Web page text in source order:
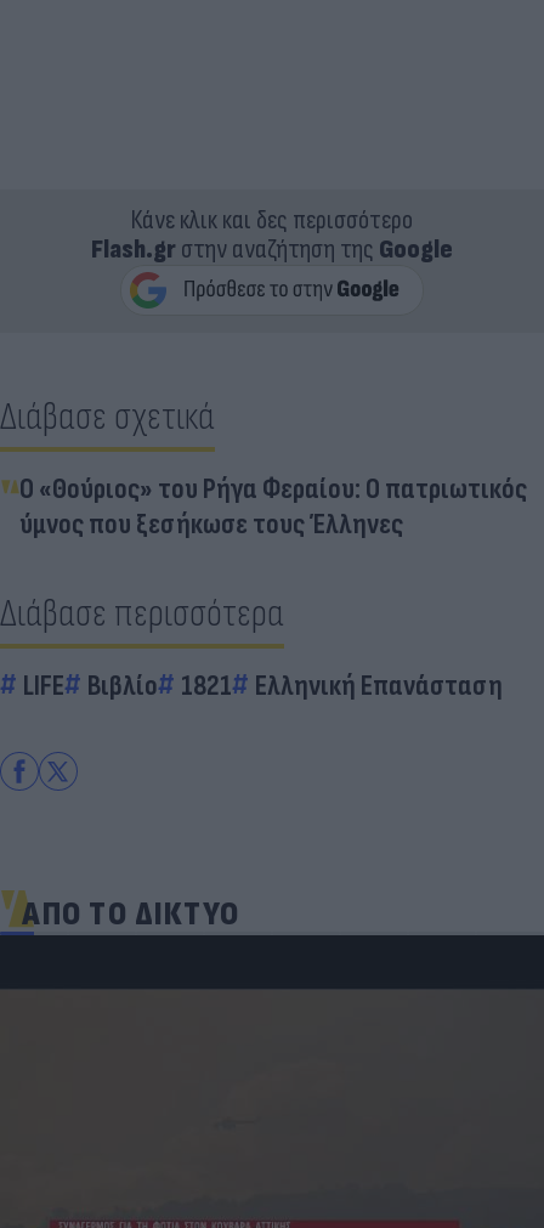
Κάνε κλικ και δες περισσότερο
Flash.grστην αναζήτηση της Google
Διάβασε σχετικά
Ο «Θούριος» του Ρήγα Φεραίου: Ο πατριωτικός
ύμνος που ξεσήκωσε τους Έλληνες
Διάβασε περισσότερα
LIFE Βιβλίο 1821 Ελληνική Επανάσταση
ΑΠΟ ΤΟ ΔΙΚΤΥΟ